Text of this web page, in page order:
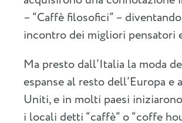
– “Caffè filosofici” –
incontro dei migliori pensatori
Ma presto dall’Italia la moda
espanse al resto dell’Europa e
Uniti, e in molti paesi
i locali detti “caffè” o “coffe